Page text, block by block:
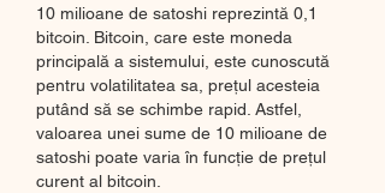
10 milioane de satoshi reprezintă 0,1
bitcoin. Bitcoin, care este moneda
principală a sistemului, este cunoscută
pentru volatilitatea sa, prețul acesteia
putând să se schimbe rapid. Astfel,
valoarea unei sume de 10 milioane de
satoshi poate varia în funcție de prețul
curent al bitcoin.